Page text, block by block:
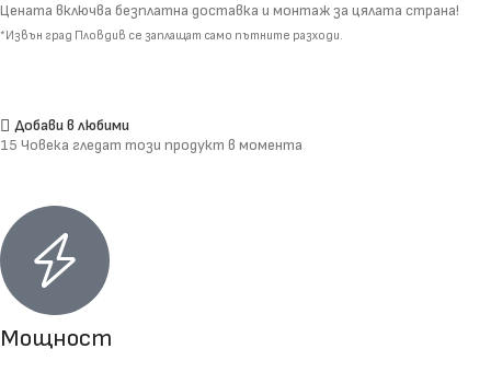
Цената включва безплатна доставка и монтаж за цялата страна!
*Извън град Пловдив се заплащат само пътните разходи.
Добави в любими
15 Човека гледат този продукт в момента
Мощност